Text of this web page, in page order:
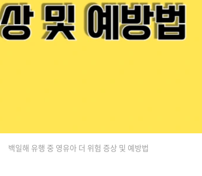
백일해 유행 중 영유아 더 위험 증상 및 예방법